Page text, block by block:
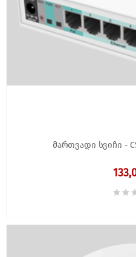
მართვადი სვიჩი -